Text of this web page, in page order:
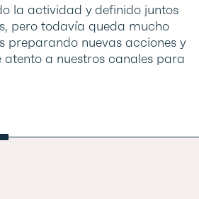
la actividad y definido juntos
pero todavía queda mucho
preparando nuevas acciones y
atento a nuestros canales para